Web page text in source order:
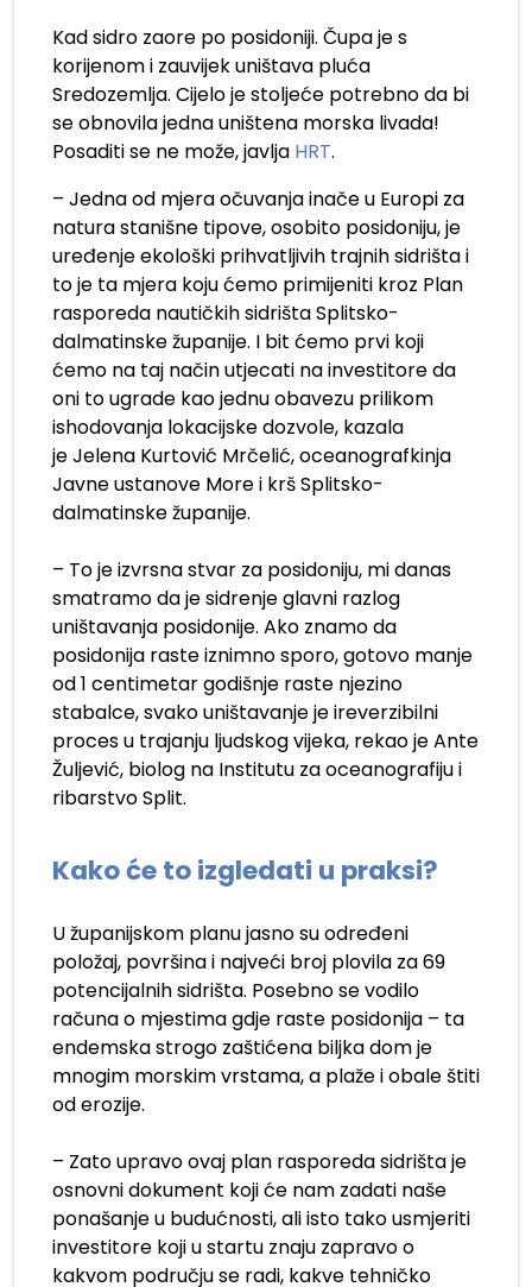
Kad sidro zaore po posidoniji. Čupa je s
korijenom i zauvijek uništava pluća
Sredozemlja. Cijelo je stoljeće potrebno da bi
se obnovila jedna uništena morska livada!
Posaditi se ne može, javlja HRT.
– Jedna od mjera očuvanja inače u Europi za
natura stanišne tipove, osobito posidoniju, je
uređenje ekološki prihvatljivih trajnih sidrišta i
to je ta mjera koju ćemo primijeniti kroz Plan
rasporeda nautičkih sidrišta Splitsko-
dalmatinske županije. I bit ćemo prvi koji
ćemo na taj način utjecati na investitore da
oni to ugrade kao jednu obavezu prilikom
ishodovanja lokacijske dozvole, kazala
je Jelena Kurtović Mrčelić, oceanografkinja
Javne ustanove More i krš Splitsko-
dalmatinske županije.
– To je izvrsna stvar za posidoniju, mi danas
smatramo da je sidrenje glavni razlog
uništavanja posidonije. Ako znamo da
posidonija raste iznimno sporo, gotovo manje
od 1 centimetar godišnje raste njezino
stabalce, svako uništavanje je ireverzibilni
proces u trajanju ljudskog vijeka, rekao je Ante
Žuljević, biolog na Institutu za oceanografiju i
ribarstvo Split.
Kako će to izgledati u praksi?
U županijskom planu jasno su određeni
položaj, površina i najveći broj plovila za 69
potencijalnih sidrišta. Posebno se vodilo
računa o mjestima gdje raste posidonija – ta
endemska strogo zaštićena biljka dom je
mnogim morskim vrstama, a plaže i obale štiti
od erozije.
– Zato upravo ovaj plan rasporeda sidrišta je
osnovni dokument koji će nam zadati naše
ponašanje u budućnosti, ali isto tako usmjeriti
investitore koji u startu znaju zapravo o
kakvom području se radi, kakve tehničko